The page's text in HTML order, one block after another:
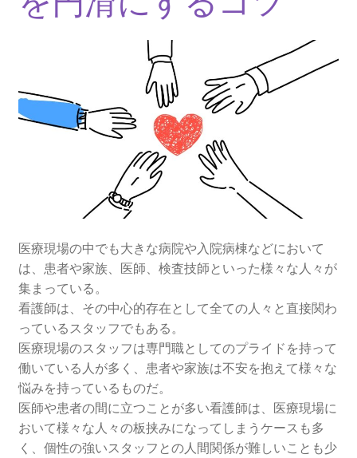
医療を支える多職種チームの役割
尊重する姿勢で左右されるチーム医療の質
成功の鍵を握る専門性とコミュニケーション
看護師に役立つチーム医療のメリット
充実化が進むチーム医療
医療現場の中でも大きな病院や入院病棟などにおいて
は、患者や家族、医師、検査技師といった様々な人々が
集まっている。
看護師は、その中心的存在として全ての人々と直接関わ
っているスタッフでもある。
医療現場のスタッフは専門職としてのプライドを持って
働いている人が多く、患者や家族は不安を抱えて様々な
悩みを持っているものだ。
医師や患者の間に立つことが多い看護師は、医療現場に
おいて様々な人々の板挟みになってしまうケースも多
く、個性の強いスタッフとの人間関係が難しいことも少